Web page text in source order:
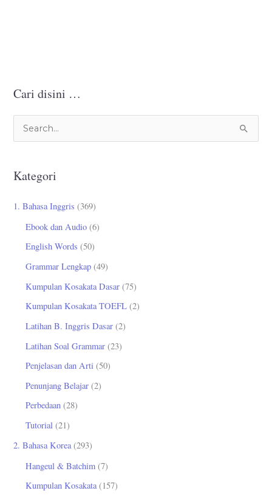
Cari disini …
i
u
Kategori
1. Bahasa Inggris (369)
Ebook dan Audio (6)
English Words (50)
Grammar Lengkap (49)
Kumpulan Kosakata Dasar (75)
Kumpulan Kosakata TOEFL (2)
Latihan B. Inggris Dasar (2)
Latihan Soal Grammar (23)
Penjelasan dan Arti (50)
Penunjang Belajar (2)
Perbedaan (28)
Tutorial (21)
2. Bahasa Korea (293)
Hangeul & Batchim (7)
Kumpulan Kosakata(157)